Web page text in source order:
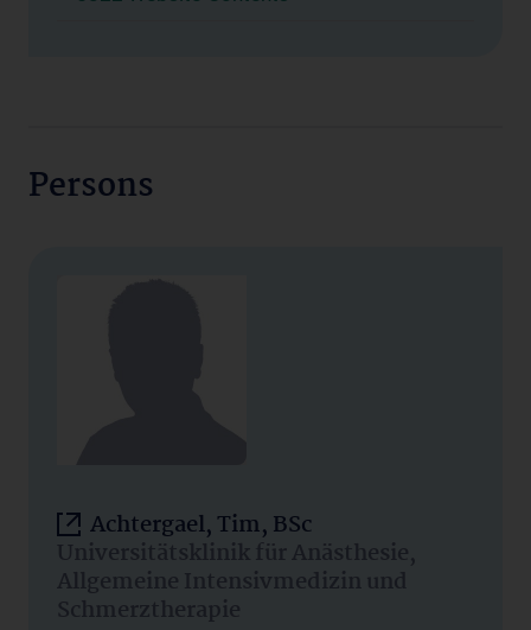
Persons
Achtergael, Tim, BSc
Universitätsklinik für Anästhesie,
Allgemeine Intensivmedizin und
Schmerztherapie